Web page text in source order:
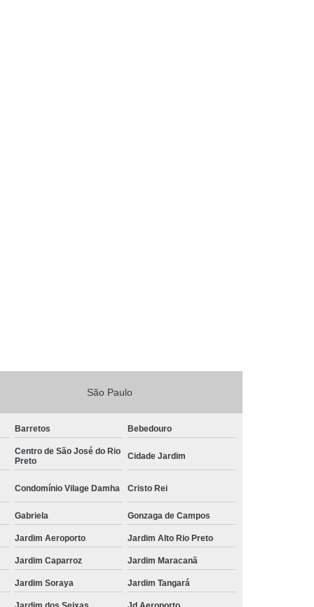
São Paulo
Barretos Bebedouro
Centro de São José do Rio
Preto
Cidade Jardim
Condomínio Vilage Damha Cristo Rei
Gabriela Gonzaga de Campos
Jardim Aeroporto Jardim Alto Rio Preto
Jardim Caparroz Jardim Maracanã
Jardim Soraya Jardim Tangará